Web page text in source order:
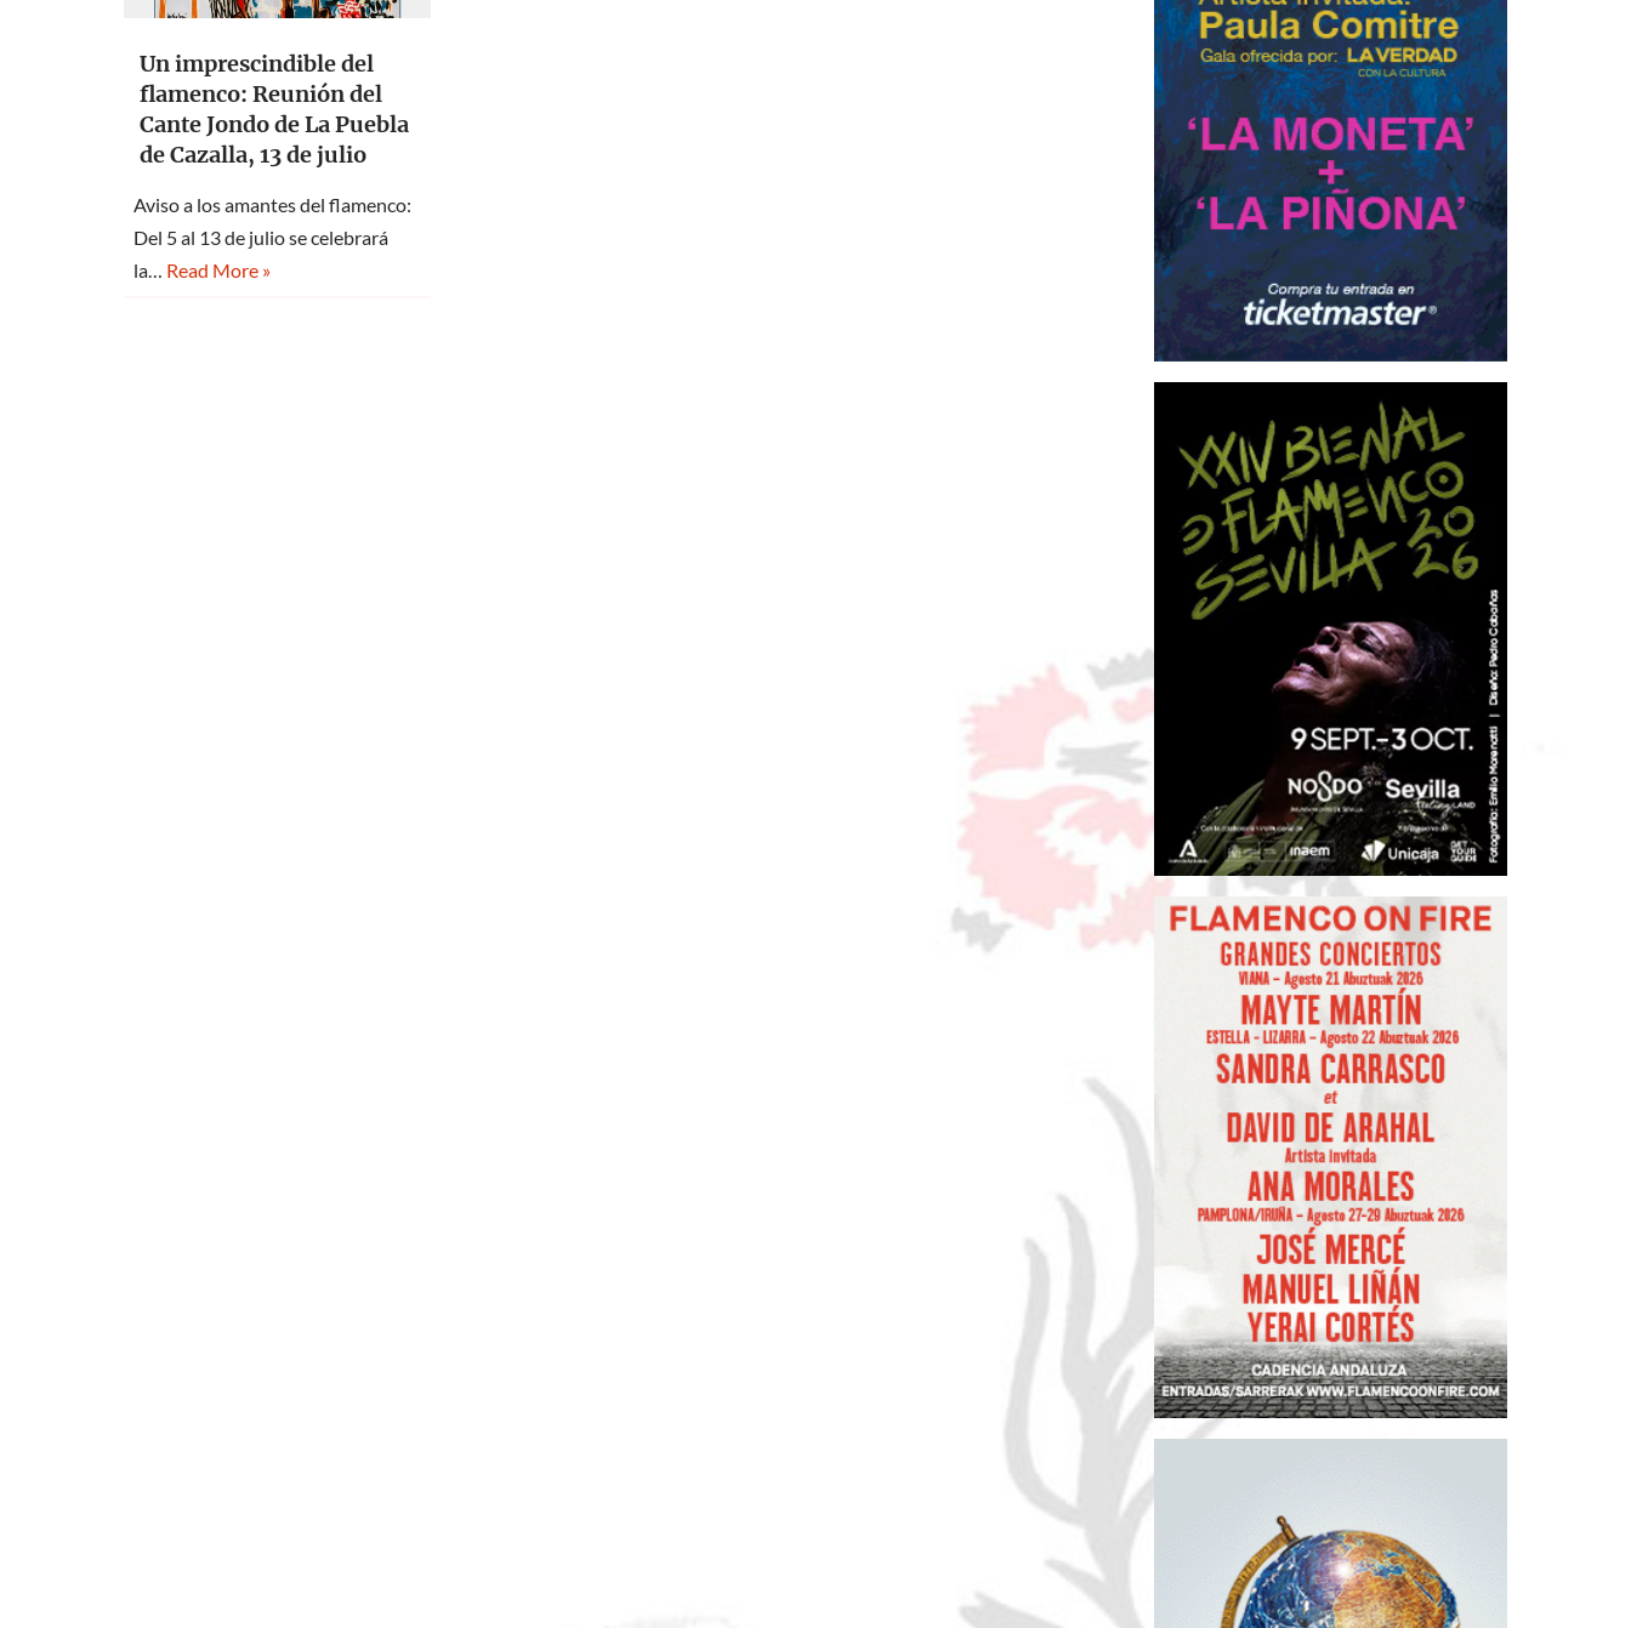
Un imprescindible del
flamenco: Reunión del
Cante Jondo de La Puebla
de Cazalla, 13 de julio
Aviso a los amantes del flamenco:
Del 5 al 13 de julio se celebrará
la… Read More »